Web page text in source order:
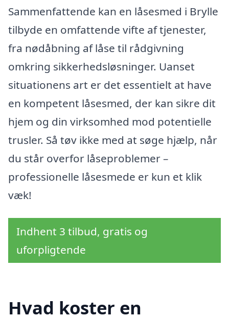
Sammenfattende kan en låsesmed i Brylle
tilbyde en omfattende vifte af tjenester,
fra nødåbning af låse til rådgivning
omkring sikkerhedsløsninger. Uanset
situationens art er det essentielt at have
en kompetent låsesmed, der kan sikre dit
hjem og din virksomhed mod potentielle
trusler. Så tøv ikke med at søge hjælp, når
du står overfor låseproblemer –
professionelle låsesmede er kun et klik
væk!
Indhent 3 tilbud, gratis og
uforpligtende
Hvad koster en